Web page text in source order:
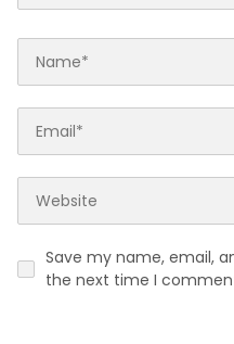
Save my name, email,
the next time I